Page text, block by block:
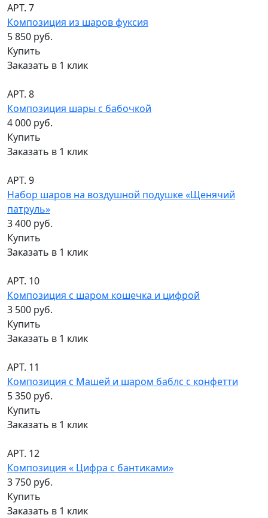
АРТ. 7
Композиция из шаров фуксия
5 850 руб.
Купить
Заказать в 1 клик
АРТ. 8
Композиция шары с бабочкой
4 000 руб.
Купить
Заказать в 1 клик
АРТ. 9
Набор шаров на воздушной подушке «Щенячий
патруль»
3 400 руб.
Купить
Заказать в 1 клик
АРТ. 10
Композиция с шаром кошечка и цифрой
3 500 руб.
Купить
Заказать в 1 клик
АРТ. 11
Композиция с Машей и шаром баблс с конфетти
5 350 руб.
Купить
Заказать в 1 клик
АРТ. 12
Композиция « Цифра с бантиками»
3 750 руб.
Купить
Заказать в 1 клик